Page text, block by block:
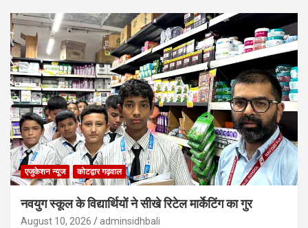
एजुकेशन न्‍यूज कोटद्वार गढ़वाल
नवयुग स्कूल के विद्यार्थियों ने सीखे रिटेल मार्केटिंग का गुर
August 10, 2026 adminsidhbali